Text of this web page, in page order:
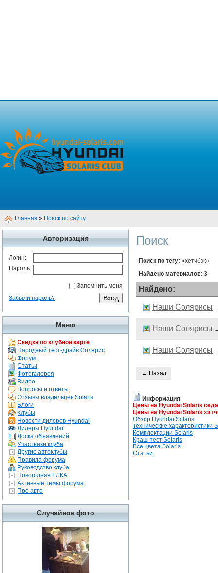
Главная » Поиск по сайту
Авторизация
Логин:
Пароль:
Запомнить меня
Забыли пароль?
Меню
Скидки по клубной карте
Народный тест-драйв Солярис
Форум
Статьи
Фотогалерея
Видео
Вопросы и ответы
Отзывы владельцев Solaris
Блоги
Клубы
Новости дилеров Hyundai
Дилеры Hyundai
Доска объявлений
Участники клуба
Другие автоклубы
Правила форума
Руководство клуба
Новогодняя ЁЛКА
Активные темы форума
Про авто
Случайное фото
Поиск
Поиск по тегу: «хетчбэк»
Найдено материалов: 3
Найдено:
Наши Солярисы
Наши Солярисы
Наши Солярисы
← Назад
Информация
Цены на Hyundai Solaris
Цены на Hyundai Solaris
Обзор Hyundai Solaris
Технические характеристики
Комплектации Solaris
Краш-тест Solaris
Все цвета Solaris
Статьи